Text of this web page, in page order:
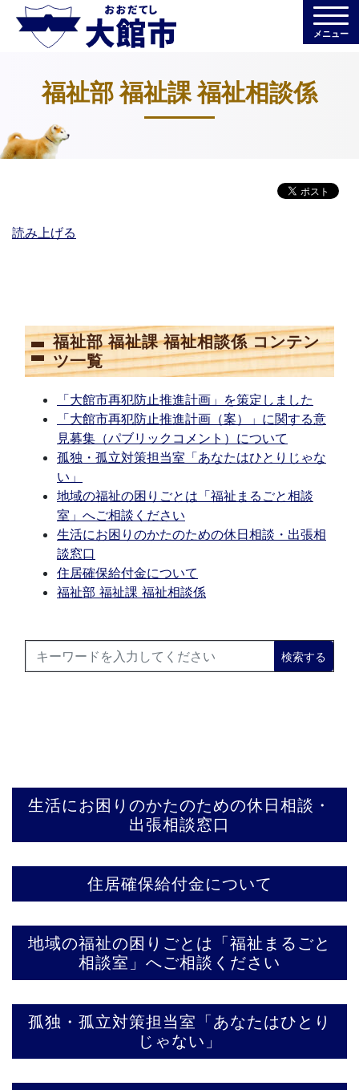
メニュー
福祉部 福祉課 福祉相談係
読み上げる
福祉部 福祉課 福祉相談係 コンテン
ツ一覧
「大館市再犯防止推進計画」を策定しました
「大館市再犯防止推進計画（案）」に関する意
見募集（パブリックコメント）について
孤独・孤立対策担当室「あなたはひとりじゃな
い」
地域の福祉の困りごとは「福祉まるごと相談
室」へご相談ください
生活にお困りのかたのための休日相談・出張相
談窓口
住居確保給付金について
福祉部 福祉課 福祉相談係
検索する
生活にお困りのかたのための休日相談・
出張相談窓口
住居確保給付金について
地域の福祉の困りごとは「福祉まるごと
相談室」へご相談ください
孤独・孤立対策担当室「あなたはひとり
じゃない」